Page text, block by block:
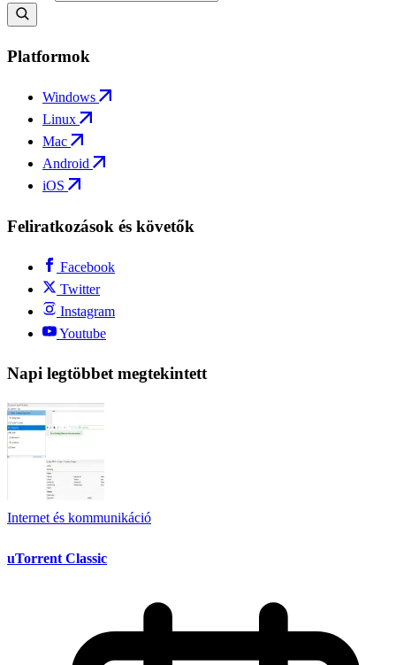
Platformok
Windows
Linux
Mac
Android
iOS
Feliratkozások és követők
Facebook
Twitter
Instagram
Youtube
Napi legtöbbet megtekintett
Internet és kommunikáció
uTorrent Classic